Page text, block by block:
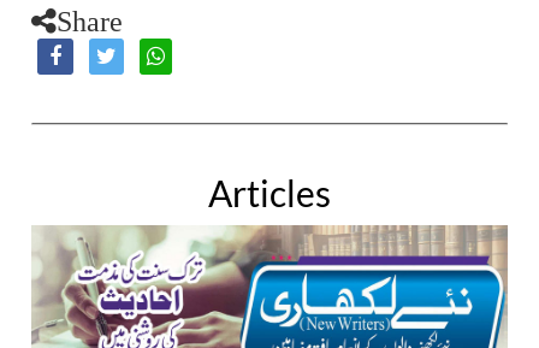
Share
Articles